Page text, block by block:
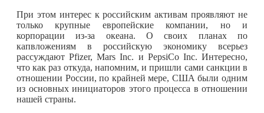
При этом интерес к российским активам проявляют не
только крупные европейские компании, но и
корпорации из-за океана. О своих планах по
капвложениям в российскую экономику всерьез
рассуждают Pfizer, Mars Inc. и PepsiCo Inc. Интересно,
что как раз откуда, напомним, и пришли сами санкции в
отношении России, по крайней мере, США были одним
из основных инициаторов этого процесса в отношении
нашей страны.